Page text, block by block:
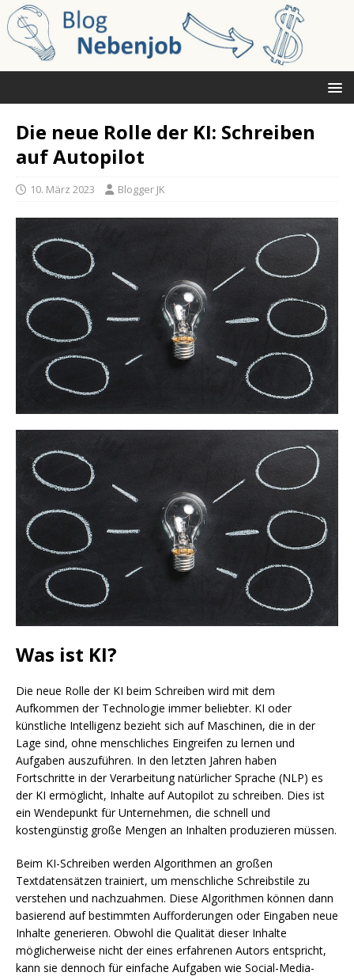
Die neue Rolle der KI: Schreiben
auf Autopilot
10. März 2023 Blogger JK
Was ist KI?
Die neue Rolle der KI beim Schreiben wird mit dem
Aufkommen der Technologie immer beliebter. KI oder
künstliche Intelligenz bezieht sich auf Maschinen, die in der
Lage sind, ohne menschliches Eingreifen zu lernen und
Aufgaben auszuführen. In den letzten Jahren haben
Fortschritte in der Verarbeitung natürlicher Sprache (NLP) es
der KI ermöglicht, Inhalte auf Autopilot zu schreiben. Dies ist
ein Wendepunkt für Unternehmen, die schnell und
kostengünstig große Mengen an Inhalten produzieren müssen.
Beim KI-Schreiben werden Algorithmen an großen
Textdatensätzen trainiert, um menschliche Schreibstile zu
verstehen und nachzuahmen. Diese Algorithmen können dann
basierend auf bestimmten Aufforderungen oder Eingaben neue
Inhalte generieren. Obwohl die Qualität dieser Inhalte
möglicherweise nicht der eines erfahrenen Autors entspricht,
kann sie dennoch für einfache Aufgaben wie Social-Media-